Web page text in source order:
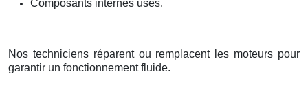
Composants internes usés.
Nos techniciens réparent ou remplacent les moteurs pour
garantir un fonctionnement fluide.